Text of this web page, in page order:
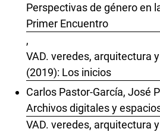
Perspectivas de género en
Primer Encuentro
,
VAD. veredes, arquitectura
(2019): Los inicios
Carlos Pastor-García, José
Archivos digitales y
VAD. veredes, arquitectura